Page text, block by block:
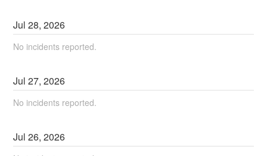
Jul28,2026
No incidents reported.
Jul27,2026
No incidents reported.
Jul26,2026